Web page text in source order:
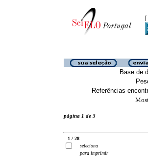
Base de
Referências
página 1 de 3
1 / 28
seleciona
para imprimir